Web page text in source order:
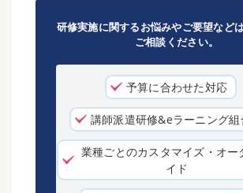
研修実施に関するお悩みやご要望など
ご相談ください。
予算に合わせた対応
講師派遣研修&eラーニング組
業種ごとのカスタマイズ・オー
イド